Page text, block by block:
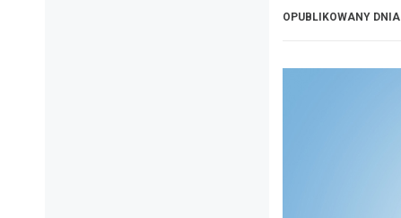
OPUBLIKOWANY DNIA